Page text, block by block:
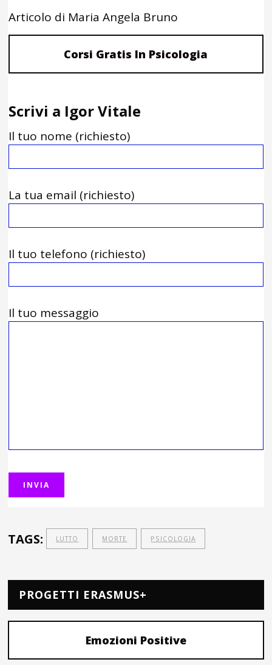
Articolo di Maria Angela Bruno
Corsi Gratis In Psicologia
Scrivi a Igor Vitale
Il tuo nome (richiesto)
La tua email (richiesto)
Il tuo telefono (richiesto)
Il tuo messaggio
TAGS: LUTTO MORTE PSICOLOGIA
PROGETTI ERASMUS+
Emozioni Positive